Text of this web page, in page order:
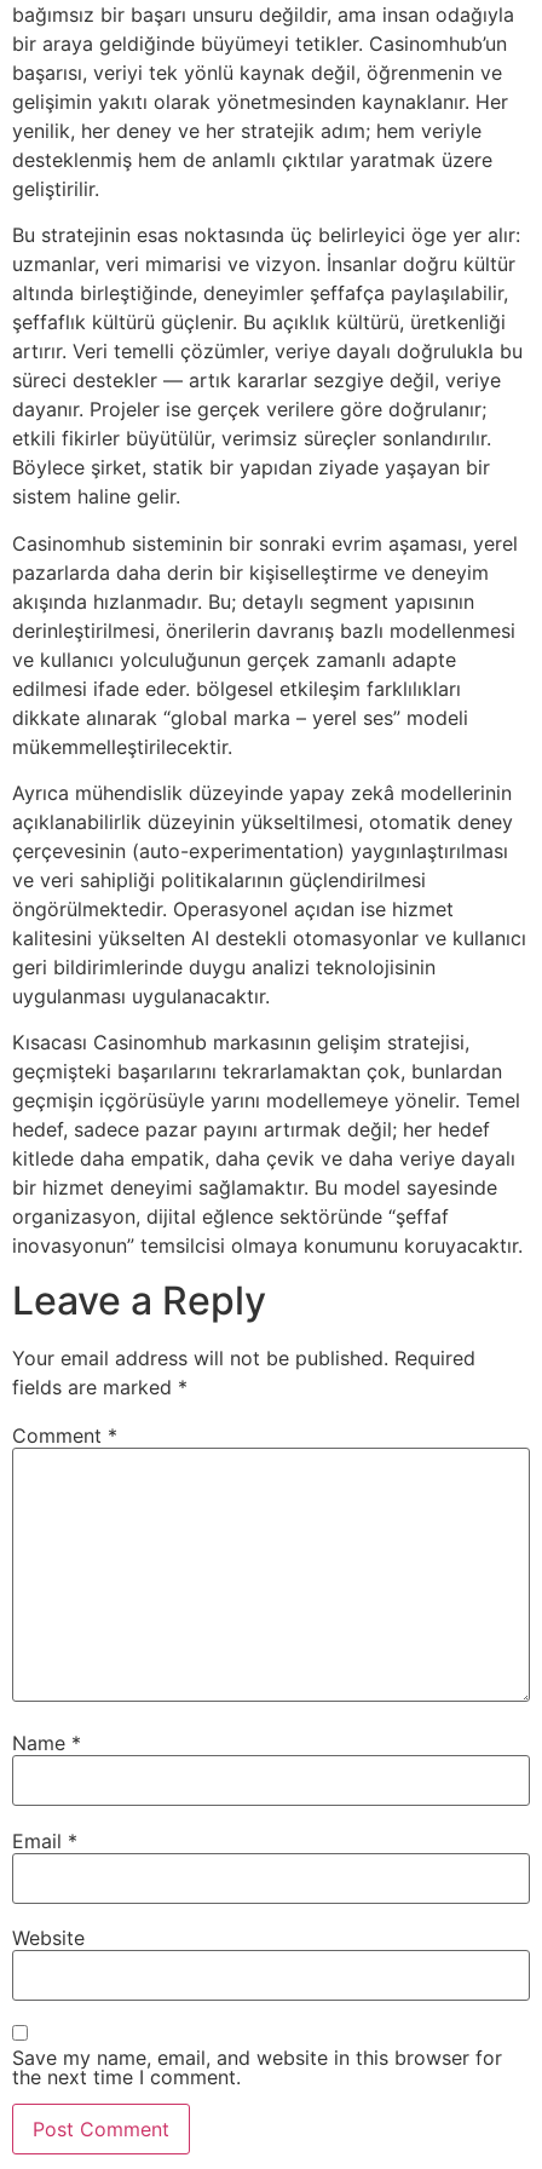
bağımsız bir başarı unsuru değildir, ama insan odağıyla
bir araya geldiğinde büyümeyi tetikler. Casinomhub’un
başarısı, veriyi tek yönlü kaynak değil, öğrenmenin ve
gelişimin yakıtı olarak yönetmesinden kaynaklanır. Her
yenilik, her deney ve her stratejik adım; hem veriyle
desteklenmiş hem de anlamlı çıktılar yaratmak üzere
geliştirilir.
Bu stratejinin esas noktasında üç belirleyici öge yer alır:
uzmanlar, veri mimarisi ve vizyon. İnsanlar doğru kültür
altında birleştiğinde, deneyimler şeffafça paylaşılabilir,
şeffaflık kültürü güçlenir. Bu açıklık kültürü, üretkenliği
artırır. Veri temelli çözümler, veriye dayalı doğrulukla bu
süreci destekler — artık kararlar sezgiye değil, veriye
dayanır. Projeler ise gerçek verilere göre doğrulanır;
etkili fikirler büyütülür, verimsiz süreçler sonlandırılır.
Böylece şirket, statik bir yapıdan ziyade yaşayan bir
sistem haline gelir.
Casinomhub sisteminin bir sonraki evrim aşaması, yerel
pazarlarda daha derin bir kişiselleştirme ve deneyim
akışında hızlanmadır. Bu; detaylı segment yapısının
derinleştirilmesi, önerilerin davranış bazlı modellenmesi
ve kullanıcı yolculuğunun gerçek zamanlı adapte
edilmesi ifade eder. bölgesel etkileşim farklılıkları
dikkate alınarak “global marka – yerel ses” modeli
mükemmelleştirilecektir.
Ayrıca mühendislik düzeyinde yapay zekâ modellerinin
açıklanabilirlik düzeyinin yükseltilmesi, otomatik deney
çerçevesinin (auto-experimentation) yaygınlaştırılması
ve veri sahipliği politikalarının güçlendirilmesi
öngörülmektedir. Operasyonel açıdan ise hizmet
kalitesini yükselten AI destekli otomasyonlar ve kullanıcı
geri bildirimlerinde duygu analizi teknolojisinin
uygulanması uygulanacaktır.
Kısacası Casinomhub markasının gelişim stratejisi,
geçmişteki başarılarını tekrarlamaktan çok, bunlardan
geçmişin içgörüsüyle yarını modellemeye yönelir. Temel
hedef, sadece pazar payını artırmak değil; her hedef
kitlede daha empatik, daha çevik ve daha veriye dayalı
bir hizmet deneyimi sağlamaktır. Bu model sayesinde
organizasyon, dijital eğlence sektöründe “şeffaf
inovasyonun” temsilcisi olmaya konumunu koruyacaktır.
Leave a Reply
Your email address will not be published. Required
fields are marked *
Comment *
Name *
Email *
Website
Save my name, email, and website in this browser for
the next time I comment.